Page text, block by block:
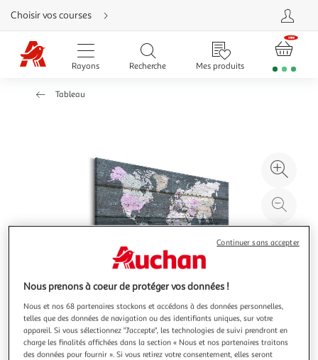
Aller
directement
au
contenu
Aller
directement
Aller
Choisir vos courses
Rayons Recherche Mes produits
Tableau
à
Illustration
précédente
Illustration
suivante
Nous prenons à coeur de protéger vos données !
Nous et nos 68 partenaires stockons et accédons à des données personnelles,
telles que des données de navigation ou des identifiants uniques, sur votre
appareil. Si vous sélectionnez "J'accepte", les technologies de suivi prendront en
charge les finalités affichées dans la section « Nous et nos partenaires traitons
des données pour fournir ». Si vous retirez votre consentement, elles seront
Continuer sans accepter